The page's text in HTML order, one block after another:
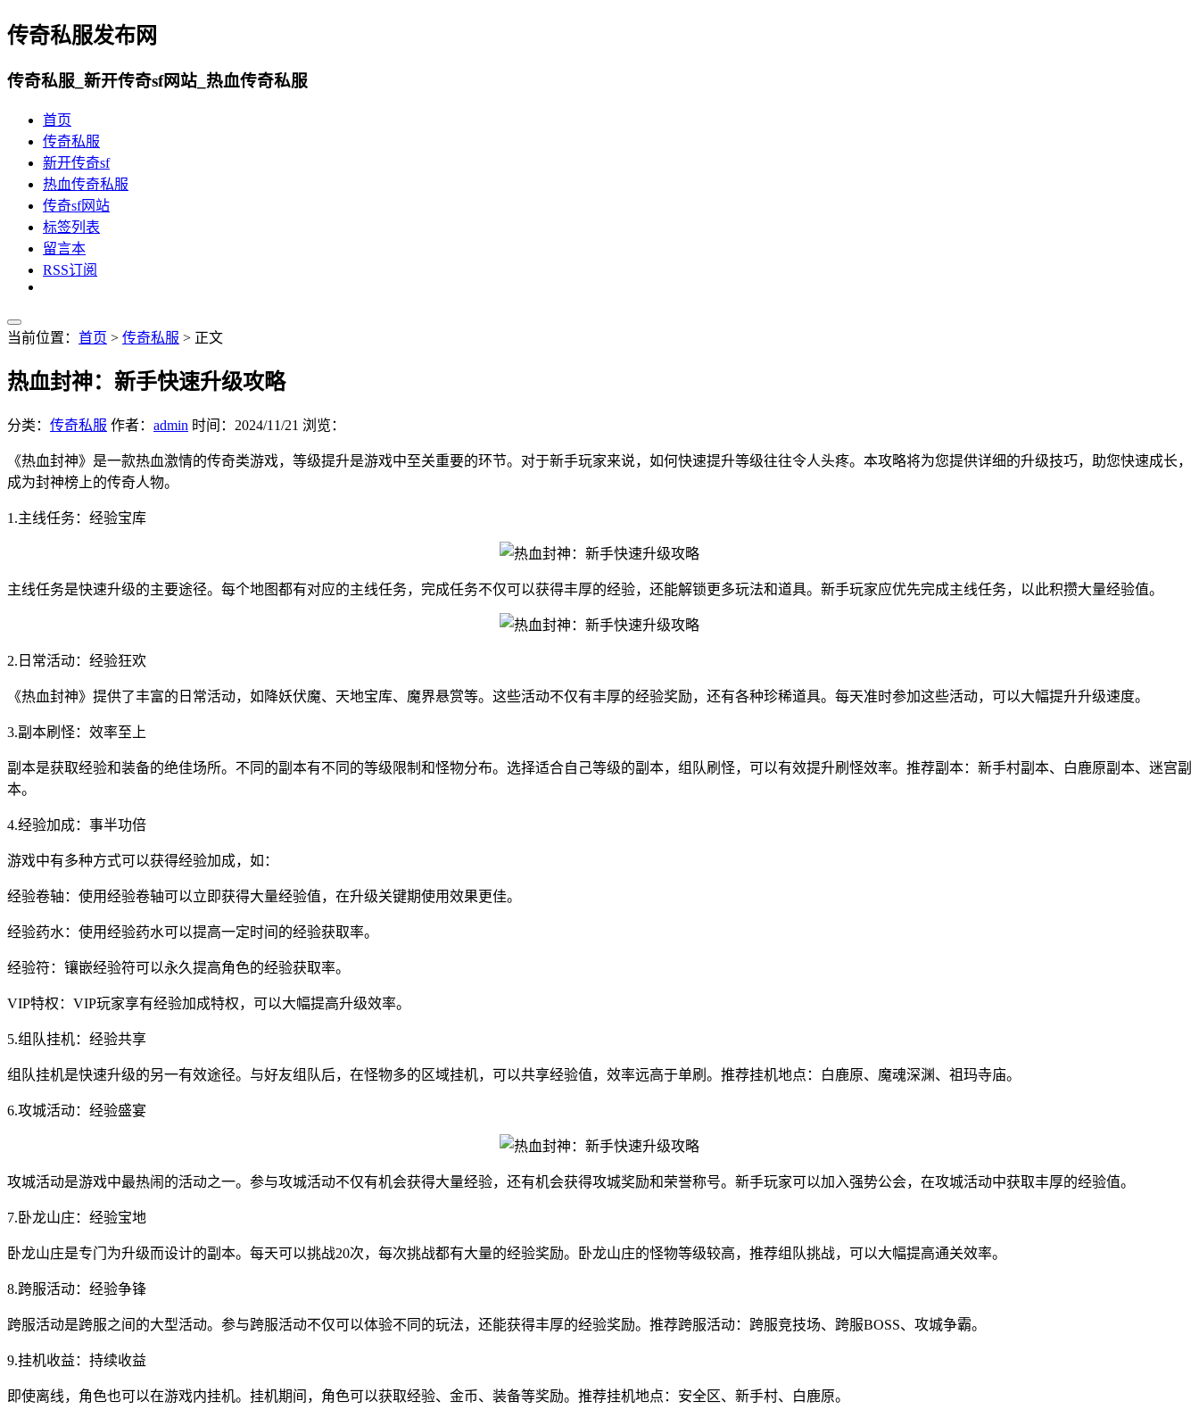
传奇私服发布网
传奇私服_新开传奇sf网站_热血传奇私服
首页
传奇私服
新开传奇sf
热血传奇私服
传奇sf网站
标签列表
留言本
RSS订阅
当前位置： 首页 > 传奇私服 > 正文
热血封神：新手快速升级攻略
分类： 传奇私服 作者： admin 时间： 2024/11/21 浏览：
《热血封神》是一款热血激情的传奇类游戏，等级提升是游戏中至关重要的环节。对于新手玩家来说，如何快速提升等级往往令人头疼。本攻略将为您提供详细的升级技巧，助您快速成长，
成为封神榜上的传奇人物。
1.主线任务：经验宝库
主线任务是快速升级的主要途径。每个地图都有对应的主线任务，完成任务不仅可以获得丰厚的经验，还能解锁更多玩法和道具。新手玩家应优先完成主线任务，以此积攒大量经验值。
2.日常活动：经验狂欢
《热血封神》提供了丰富的日常活动，如降妖伏魔、天地宝库、魔界悬赏等。这些活动不仅有丰厚的经验奖励，还有各种珍稀道具。每天准时参加这些活动，可以大幅提升升级速度。
3.副本刷怪：效率至上
副本是获取经验和装备的绝佳场所。不同的副本有不同的等级限制和怪物分布。选择适合自己等级的副本，组队刷怪，可以有效提升刷怪效率。推荐副本：新手村副本、白鹿原副本、迷宫副
本。
4.经验加成：事半功倍
游戏中有多种方式可以获得经验加成，如：
经验卷轴：使用经验卷轴可以立即获得大量经验值，在升级关键期使用效果更佳。
经验药水：使用经验药水可以提高一定时间的经验获取率。
经验符：镶嵌经验符可以永久提高角色的经验获取率。
VIP特权：VIP玩家享有经验加成特权，可以大幅提高升级效率。
5.组队挂机：经验共享
组队挂机是快速升级的另一有效途径。与好友组队后，在怪物多的区域挂机，可以共享经验值，效率远高于单刷。推荐挂机地点：白鹿原、魔魂深渊、祖玛寺庙。
6.攻城活动：经验盛宴
攻城活动是游戏中最热闹的活动之一。参与攻城活动不仅有机会获得大量经验，还有机会获得攻城奖励和荣誉称号。新手玩家可以加入强势公会，在攻城活动中获取丰厚的经验值。
7.卧龙山庄：经验宝地
卧龙山庄是专门为升级而设计的副本。每天可以挑战20次，每次挑战都有大量的经验奖励。卧龙山庄的怪物等级较高，推荐组队挑战，可以大幅提高通关效率。
8.跨服活动：经验争锋
跨服活动是跨服之间的大型活动。参与跨服活动不仅可以体验不同的玩法，还能获得丰厚的经验奖励。推荐跨服活动：跨服竞技场、跨服BOSS、攻城争霸。
9.挂机收益：持续收益
即使离线，角色也可以在游戏内挂机。挂机期间，角色可以获取经验、金币、装备等奖励。推荐挂机地点：安全区、新手村、白鹿原。